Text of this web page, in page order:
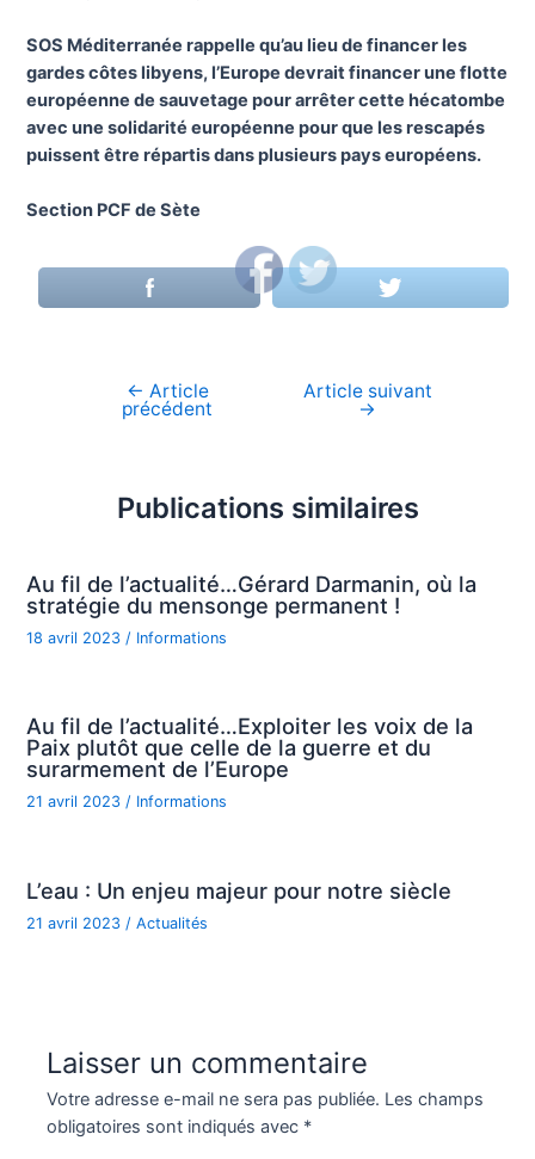
SOS Méditerranée rappelle qu’au lieu de financer les
gardes côtes libyens, l’Europe devrait financer une flotte
européenne de sauvetage pour arrêter cette hécatombe
avec une solidarité européenne pour que les rescapés
puissent être répartis dans plusieurs pays européens.
Section PCF de Sète
Navigation
← Article
précédent
Article suivant
→
Publications similaires
Au fil de l’actualité…Gérard Darmanin, où la
stratégie du mensonge permanent !
18 avril 2023/ Informations
Au fil de l’actualité…Exploiter les voix de la
Paix plutôt que celle de la guerre et du
surarmement de l’Europe
21 avril 2023/ Informations
L’eau : Un enjeu majeur pour notre siècle
21 avril 2023 /Actualités
Laisser un commentaire
Votre adresse e-mail ne sera pas publiée. Les champs
obligatoires sont indiqués avec *